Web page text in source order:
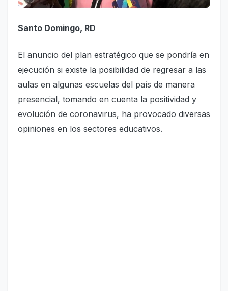
Santo Domingo, RD
El anuncio del plan estratégico que se pondría en
ejecución si existe la posibilidad de regresar a las
aulas en algunas escuelas del país de manera
presencial, tomando en cuenta la positividad y
evolución de coronavirus, ha provocado diversas
opiniones en los sectores educativos.